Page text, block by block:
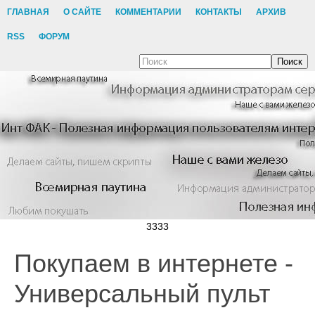
ГЛАВНАЯ О САЙТЕ КОММЕНТАРИИ КОНТАКТЫ АРХИВ
RSS ФОРУМ
Поиск
3333
Покупаем в интернете -
Универсальный пульт